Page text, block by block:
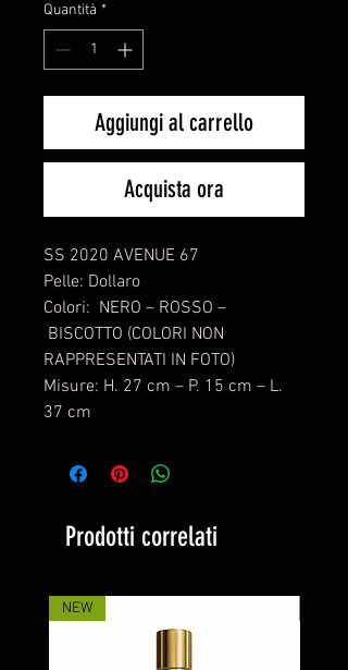
Quantità *
Aggiungi al carrello
Acquista ora
SS 2020 AVENUE 67
Pelle: Dollaro
Colori: NERO – ROSSO –
BISCOTTO (COLORI NON
RAPPRESENTATI IN FOTO)
Misure: H. 27 cm – P. 15 cm – L.
37 cm
Prodotti correlati
NEW